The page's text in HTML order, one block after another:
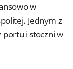
w
Jednym z
portu i stoczni w